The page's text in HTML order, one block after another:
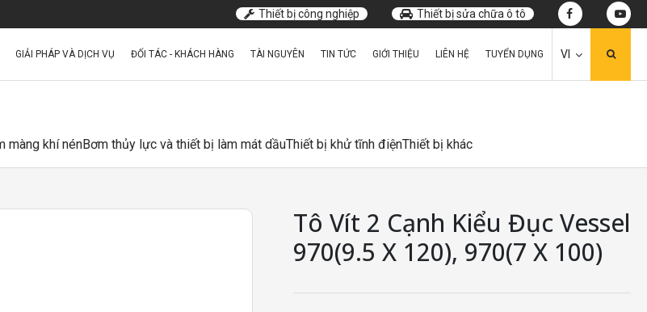
Thiết bị công nghiệp Thiết bị sửa chữa ô tô
GIẢI PHÁP VÀ DỊCH VỤ ĐỐI TÁC - KHÁCH HÀNG TÀI NGUYÊN TIN TỨC GIỚI THIỆU LIÊN HỆ TUYỂN DỤNG VI
màng khí nénBơm thủy lực và thiết bị làm mát dầuThiết bị khử tĩnh điệnThiết bị khác
Tô Vít 2 Cạnh Kiểu Đục Vessel
970(9.5 X 120), 970(7 X 100)